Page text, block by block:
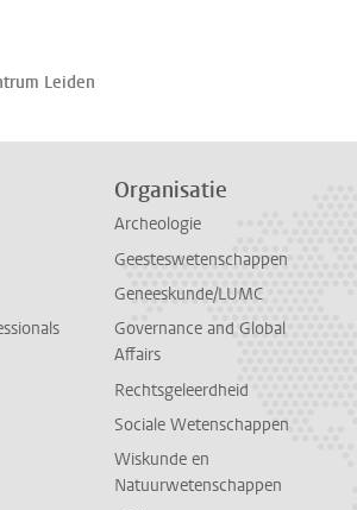
Leiden
Organisatie
Archeologie
Geesteswetenschappen
Geneeskunde/LUMC
Governance and Global
Affairs
Rechtsgeleerdheid
Sociale Wetenschappen
Wiskunde en
Natuurwetenschappen